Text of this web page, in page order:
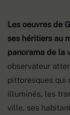
Les oeuvres de
ses héritiers au
panorama de la
observateur
pittoresques qui
illuminés, les
ville, ses